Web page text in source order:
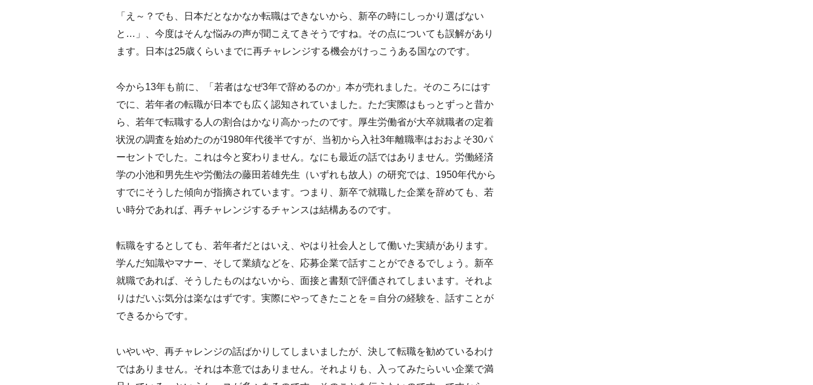
「え～？でも、日本だとなかなか転職はできないから、新卒の時にしっかり選ばない
と…」、今度はそんな悩みの声が聞こえてきそうですね。その点についても誤解があり
ます。日本は25歳くらいまでに再チャレンジする機会がけっこうある国なのです。
今から13年も前に、「若者はなぜ3年で辞めるのか」本が売れました。そのころにはす
でに、若年者の転職が日本でも広く認知されていました。ただ実際はもっとずっと昔か
ら、若年で転職する人の割合はかなり高かったのです。厚生労働省が大卒就職者の定着
状況の調査を始めたのが1980年代後半ですが、当初から入社3年離職率はおおよそ30パ
ーセントでした。これは今と変わりません。なにも最近の話ではありません。労働経済
学の小池和男先生や労働法の藤田若雄先生（いずれも故人）の研究では、1950年代から
すでにそうした傾向が指摘されています。つまり、新卒で就職した企業を辞めても、若
い時分であれば、再チャレンジするチャンスは結構あるのです。
転職をするとしても、若年者だとはいえ、やはり社会人として働いた実績があります。
学んだ知識やマナー、そして業績などを、応募企業で話すことができるでしょう。新卒
就職であれば、そうしたものはないから、面接と書類で評価されてしまいます。それよ
りはだいぶ気分は楽なはずです。実際にやってきたことを＝自分の経験を、話すことが
できるからです。
いやいや、再チャレンジの話ばかりしてしまいましたが、決して転職を勧めているわけ
ではありません。それは本意ではありません。それよりも、入ってみたらいい企業で満